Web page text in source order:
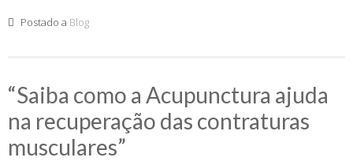
Postado a Blog
“Saiba como a Acupunctura ajuda
na recuperação das contraturas
musculares”